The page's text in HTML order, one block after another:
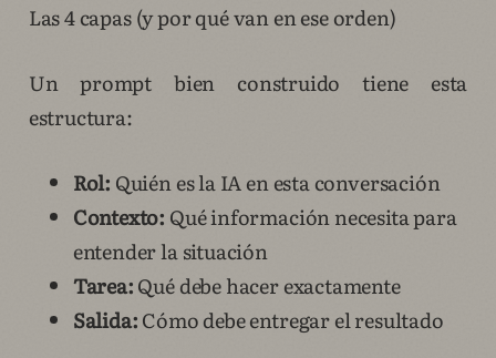
Las 4 capas (y por qué van en ese orden)
Un prompt bien construido tiene esta
estructura:
Rol: Quién es la IA en esta conversación
Contexto: Qué información necesita para
entender la situación
Tarea:Qué debe hacer exactamente
Salida:Cómo debe entregar el resultado